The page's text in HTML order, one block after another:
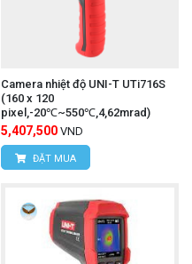
Camera nhiệt độ UNI-T UTi716S
(160 x 120
pixel,-20℃~550℃,4,62mrad)
5,407,500 VND
ĐẶT MUA